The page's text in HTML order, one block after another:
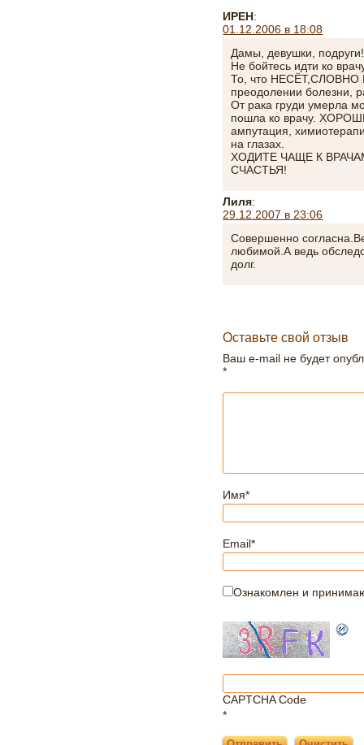
ИРЕН:
01.12.2006 в 18:08
Дамы, девушки,
Не бойтесь идти ко
То, что НЕСЁТ,СЛОВНО
преодолении болезни,
От рака груди умерла
пошла ко врачу.
ампутация,
на глазах.
ХОДИТЕ ЧАЩЕ К
СЧАСТЬЯ!
Лиля:
29.12.2007 в 23:06
Совершенно
любимой.А ведь
долг.
Оставьте свой отзыв
Ваш e-mail не будет
*
Имя*
Email*
Ознакомлен и
CAPTCHA Code
*